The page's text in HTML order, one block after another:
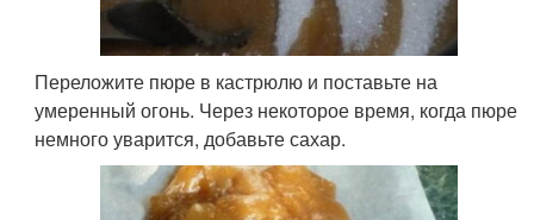
Переложите пюре в кастрюлю и поставьте на
умеренный огонь. Через некоторое время, когда пюре
немного уварится, добавьте сахар.